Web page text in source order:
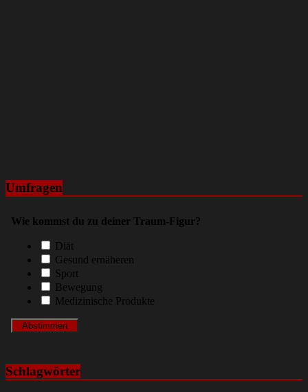
Umfragen
Wie kommst du zu deiner Traum-Figur?
Diät
Gesund ernäheren
Sport
Bewegung
Medizinische Produkte
Schlagwörter